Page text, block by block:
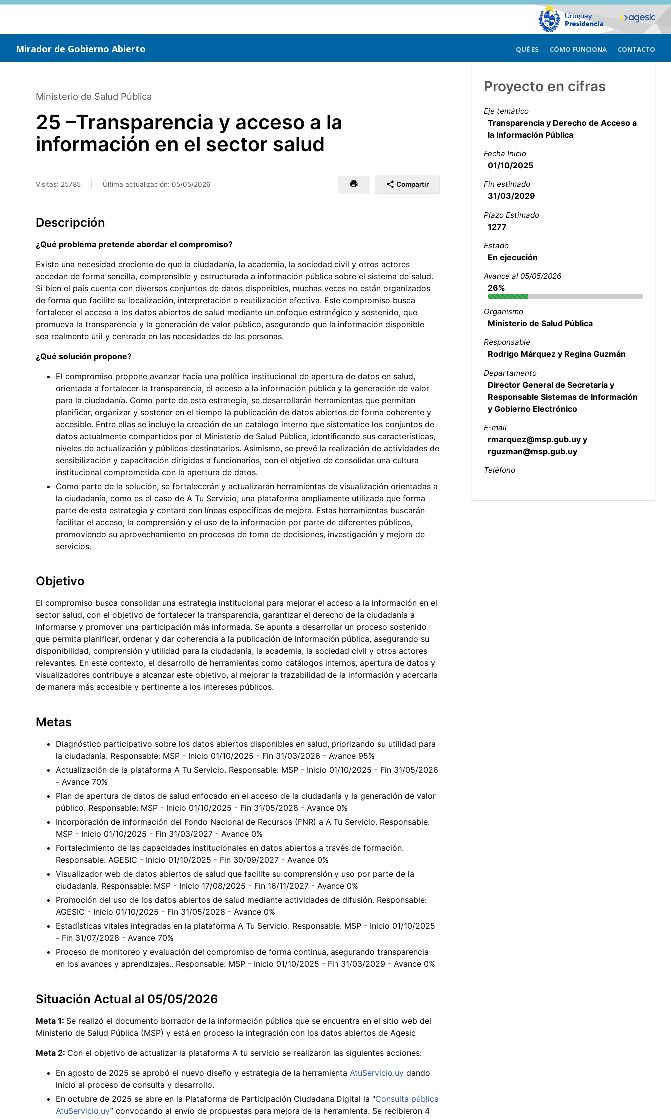
Saltar
Mirador de Gobierno Abierto QUÉ ES CÓMO FUNCIONA CONTACTO
Ministerio de Salud Pública
25 –Transparencia y acceso a la
información en el sector salud
Visitas: 25785 Última actualización: 05/05/2026 Compartir
Descripción
¿Qué problema pretende abordar el compromiso?
Existe una necesidad creciente de que la ciudadanía, la academia, la sociedad civil y otros actores
accedan de forma sencilla, comprensible y estructurada a información pública sobre el sistema de salud.
Si bien el país cuenta con diversos conjuntos de datos disponibles, muchas veces no están organizados
de forma que facilite su localización, interpretación o reutilización efectiva. Este compromiso busca
fortalecer el acceso a los datos abiertos de salud mediante un enfoque estratégico y sostenido, que
promueva la transparencia y la generación de valor público, asegurando que la información disponible
sea realmente útil y centrada en las necesidades de las personas.
¿Qué solución propone?
El compromiso propone avanzar hacia una política institucional de apertura de datos en salud,
orientada a fortalecer la transparencia, el acceso a la información pública y la generación de valor
para la ciudadanía. Como parte de esta estrategia, se desarrollarán herramientas que permitan
planificar, organizar y sostener en el tiempo la publicación de datos abiertos de forma coherente y
accesible. Entre ellas se incluye la creación de un catálogo interno que sistematice los conjuntos de
datos actualmente compartidos por el Ministerio de Salud Pública, identificando sus características,
niveles de actualización y públicos destinatarios. Asimismo, se prevé la realización de actividades de
sensibilización y capacitación dirigidas a funcionarios, con el objetivo de consolidar una cultura
institucional comprometida con la apertura de datos.
Como parte de la solución, se fortalecerán y actualizarán herramientas de visualización orientadas a
la ciudadanía, como es el caso de A Tu Servicio, una plataforma ampliamente utilizada que forma
parte de esta estrategia y contará con líneas específicas de mejora. Estas herramientas buscarán
facilitar el acceso, la comprensión y el uso de la información por parte de diferentes públicos,
promoviendo su aprovechamiento en procesos de toma de decisiones, investigación y mejora de
servicios.
Objetivo
El compromiso busca consolidar una estrategia institucional para mejorar el acceso a la información en el
sector salud, con el objetivo de fortalecer la transparencia, garantizar el derecho de la ciudadanía a
informarse y promover una participación más informada. Se apunta a desarrollar un proceso sostenido
que permita planificar, ordenar y dar coherencia a la publicación de información pública, asegurando su
disponibilidad, comprensión y utilidad para la ciudadanía, la academia, la sociedad civil y otros actores
relevantes. En este contexto, el desarrollo de herramientas como catálogos internos, apertura de datos y
visualizadores contribuye a alcanzar este objetivo, al mejorar la trazabilidad de la información y acercarla
de manera más accesible y pertinente a los intereses públicos.
Metas
Diagnóstico participativo sobre los datos abiertos disponibles en salud, priorizando su utilidad para
la ciudadanía. Responsable: MSP - Inicio 01/10/2025 - Fin 31/03/2026 - Avance 95%
Actualización de la plataforma A Tu Servicio. Responsable: MSP - Inicio 01/10/2025 - Fin 31/05/2026
- Avance 70%
Plan de apertura de datos de salud enfocado en el acceso de la ciudadanía y la generación de valor
público. Responsable: MSP - Inicio 01/10/2025 - Fin 31/05/2028 - Avance 0%
Incorporación de información del Fondo Nacional de Recursos (FNR) a A Tu Servicio. Responsable:
MSP - Inicio 01/10/2025 - Fin 31/03/2027 - Avance 0%
Fortalecimiento de las capacidades institucionales en datos abiertos a través de formación.
Responsable: AGESIC - Inicio 01/10/2025 - Fin 30/09/2027 - Avance 0%
Visualizador web de datos abiertos de salud que facilite su comprensión y uso por parte de la
ciudadanía. Responsable: MSP - Inicio 17/08/2025 - Fin 16/11/2027 - Avance 0%
Promoción del uso de los datos abiertos de salud mediante actividades de difusión. Responsable:
AGESIC - Inicio 01/10/2025 - Fin 31/05/2028 - Avance 0%
Estadísticas vitales integradas en la plataforma A Tu Servicio. Responsable: MSP - Inicio 01/10/2025
- Fin 31/07/2028 - Avance 70%
Proceso de monitoreo y evaluación del compromiso de forma continua, asegurando transparencia
en los avances y aprendizajes.. Responsable: MSP - Inicio 01/10/2025 - Fin 31/03/2029 - Avance 0%
Situación Actual al 05/05/2026
Meta 1: Se realizó el documento borrador de la información pública que se encuentra en el sitio web del
Ministerio de Salud Pública (MSP) y está en proceso la integración con los datos abiertos de Agesic
Meta 2: Con el objetivo de actualizar la plataforma A tu servicio se realizaron las siguientes acciones:
En agosto de 2025 se aprobó el nuevo diseño y estrategia de la herramienta AtuServicio.uy dando
inicio al proceso de consulta y desarrollo.
En octubre de 2025 se abre en la Plataforma de Participación Ciudadana Digital la "Consulta pública
AtuServicio.uy” convocando al envío de propuestas para mejora de la herramienta. Se recibieron 4
Proyecto en cifras
Eje temático
Transparencia y Derecho de Acceso a
la Información Pública
Fecha Inicio
01/10/2025
Fin estimado
31/03/2029
Plazo Estimado
1277
Estado
En ejecución
Avance al 05/05/2026
26%
Organismo
Ministerio de Salud Pública
Responsable
Rodrigo Márquez y Regina Guzmán
Departamento
Director General de Secretaría y
Responsable Sistemas de Información
y Gobierno Electrónico
E-mail
rmarquez@msp.gub.uy y
rguzman@msp.gub.uy
Teléfono